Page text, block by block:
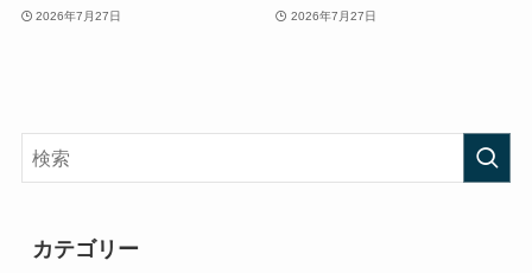
2026年7月27日 2026年7月27日
カテゴリー